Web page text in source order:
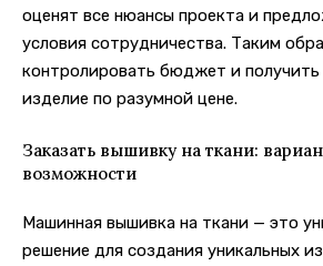
оценят все нюансы проекта и
условия сотрудничества. Таким
контролировать бюджет и получить
изделие по разумной цене.
Заказать вышивку на ткани:
возможности
Машинная вышивка на ткани — это
решение для создания уникальных